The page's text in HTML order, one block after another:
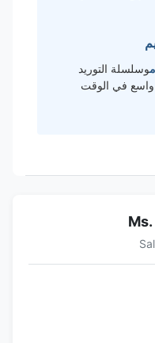
وسلسلة التوريد
واسع في الوقت